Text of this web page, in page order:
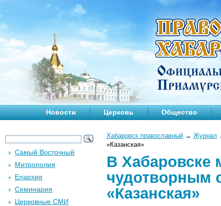
Новости Церковь Общество
Хабаровск православный → Журнал
«Казанская»
В Хабаровске
чудотворным
«Казанская»
Самый Восточный
Митрополия
Епархия
Семинария
Церковные СМИ